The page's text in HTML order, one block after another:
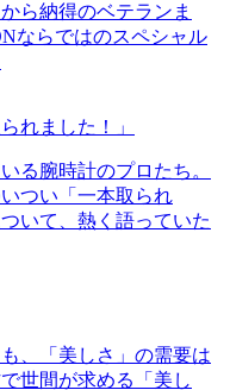
ら納得のベテランま
ならではのスペシャル
れました！」
る腕時計のプロたち。
つい「一本取られ
いて、熱く語っていた
、「美しさ」の需要は
世間が求める「美し